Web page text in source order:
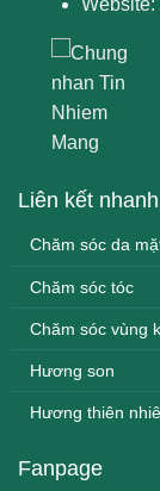
Website:
Liên kết nhanh
Chăm sóc da
Chăm sóc tóc
Chăm sóc vùng
Hương son
Hương thiên
Fanpage